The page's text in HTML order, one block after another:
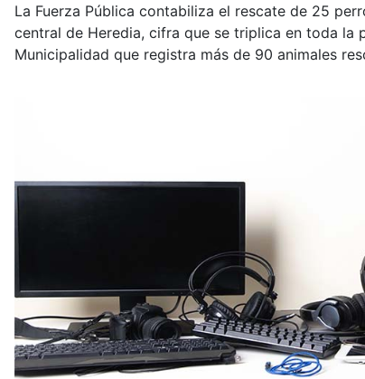
La Fuerza Pública contabiliza el rescate de 25
central de Heredia, cifra que se triplica en toda la
Municipalidad que registra más de 90 animales